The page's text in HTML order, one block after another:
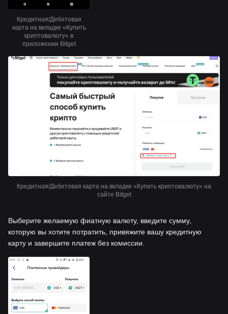
Кредитная/Дебетовая
карта на вкладке «Купить
криптовалюту» в
приложении Bitget
Кредитная/Дебетовая карта на вкладке «Купить криптовалюту» на
сайте Bitget
Выберите желаемую фиатную валюту, введите сумму,
которую вы хотите потратить, привяжите вашу кредитную
карту и завершите платеж без комиссии.